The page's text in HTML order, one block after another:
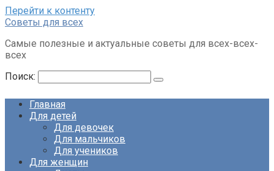
Перейти к контенту
Советы для всех
Самые полезные и актуальные советы для всех-всех-
всех
Поиск:
Главная
Для детей
Для девочек
Для мальчиков
Для учеников
Для женщин